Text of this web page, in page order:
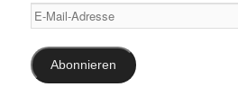
E-
Mail-
Adresse
Abonnieren